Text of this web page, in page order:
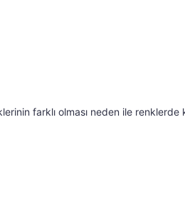
farklı olması neden ile renklerde